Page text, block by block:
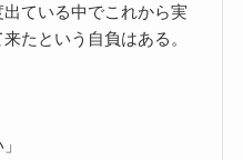
ている中でこれから実
たという自負はある。